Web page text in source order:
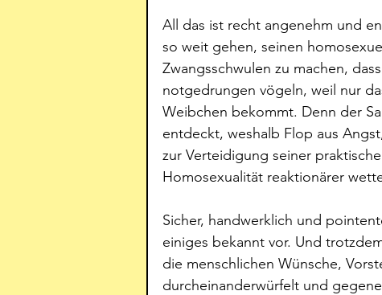
All das ist recht angenehm und
so weit gehen, seinen
Zwangsschwulen zu machen,
notgedrungen vögeln, weil nur
Weibchen bekommt. Denn der
entdeckt, weshalb Flop aus
zur Verteidigung seiner
Homosexualität reaktionärer
Sicher, handwerklich und
einiges bekannt vor. Und
die menschlichen Wünsche,
durcheinanderwürfelt und